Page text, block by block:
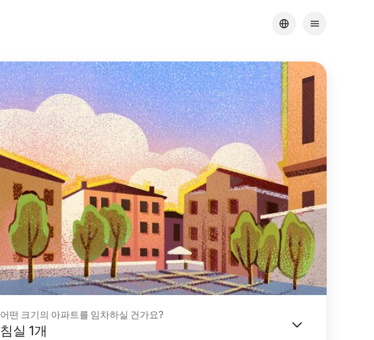
어떤 크기의 아파트를 임차하실 건가요?
침실 1개